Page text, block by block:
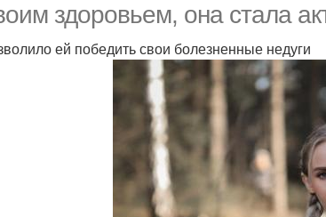
здоровьем, она стала
ей победить свои болезненные недуги